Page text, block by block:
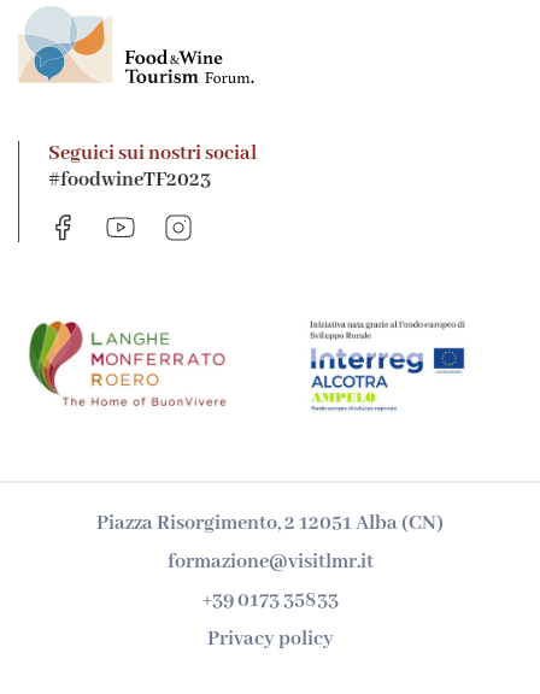
Seguici sui nostri social
#foodwineTF2023
Piazza Risorgimento, 2 12051 Alba (CN)
formazione@visitlmr.it
+39 0173 35833
Privacy policy